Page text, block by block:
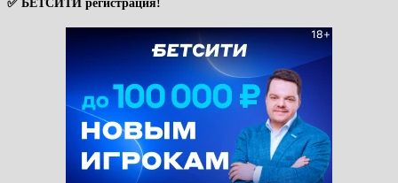
✅ БЕТСИТИ регистрация!